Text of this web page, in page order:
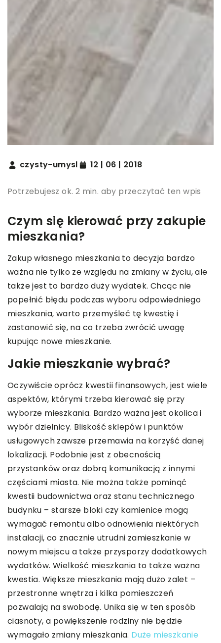
czysty-umysl 12 | 06 | 2018
Potrzebujesz ok. 2 min. aby przeczytać ten wpis
Czym się kierować przy zakupie
mieszkania?
Zakup własnego mieszkania to decyzja bardzo
ważna nie tylko ze względu na zmiany w życiu, ale
także jest to bardzo duży wydatek. Chcąc nie
popełnić błędu podczas wyboru odpowiedniego
mieszkania, warto przemyśleć tę kwestię i
zastanowić się, na co trzeba zwrócić uwagę
kupując nowe mieszkanie.
Jakie mieszkanie wybrać?
Oczywiście oprócz kwestii finansowych, jest wiele
aspektów, którymi trzeba kierować się przy
wyborze mieszkania. Bardzo ważna jest okolica i
wybór dzielnicy. Bliskość sklepów i punktów
usługowych zawsze przemawia na korzyść danej
lokalizacji. Podobnie jest z obecnością
przystanków oraz dobrą komunikacją z innymi
częściami miasta. Nie można także pominąć
kwestii budownictwa oraz stanu technicznego
budynku – starsze bloki czy kamienice mogą
wymagać remontu albo odnowienia niektórych
instalacji, co znacznie utrudni zamieszkanie w
nowym miejscu a także przysporzy dodatkowych
wydatków. Wielkość mieszkania to także ważna
kwestia. Większe mieszkania mają dużo zalet –
przestronne wnętrza i kilka pomieszczeń
pozwalają na swobodę. Unika się w ten sposób
ciasnoty, a powiększenie rodziny nie będzie
wymagało zmiany mieszkania. Duże mieszkanie